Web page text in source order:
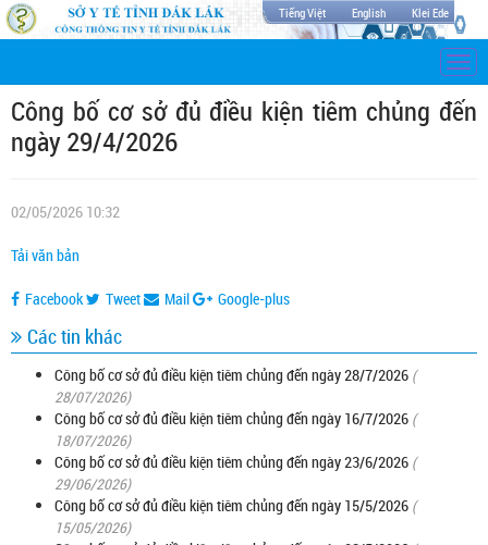
Tiếng Việt English Klei Ede
Công bố cơ sở đủ điều kiện tiêm chủng đến
ngày 29/4/2026
02/05/2026 10:32
Tải văn bản
Facebook Tweet Mail Google-plus
Các tin khác
Công bố cơ sở đủ điều kiện tiêm chủng đến ngày 28/7/2026 (
28/07/2026)
Công bố cơ sở đủ điều kiện tiêm chủng đến ngày 16/7/2026 (
18/07/2026)
Công bố cơ sở đủ điều kiện tiêm chủng đến ngày 23/6/2026 (
29/06/2026)
Công bố cơ sở đủ điều kiện tiêm chủng đến ngày 15/5/2026 (
15/05/2026)